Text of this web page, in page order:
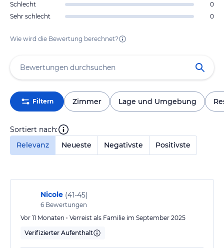
Schlecht
0
Sehr schlecht
0
Wie wird die Bewertung berechnet?
Filtern Zimmer Lage und Umgebung
Sortiert nach:
Relevanz
Neueste Negativste Positivste
Nicole (41-45)
6 Bewertungen
Vor 11 Monaten • Verreist als Familie im September 2025
Verifizierter Aufenthalt